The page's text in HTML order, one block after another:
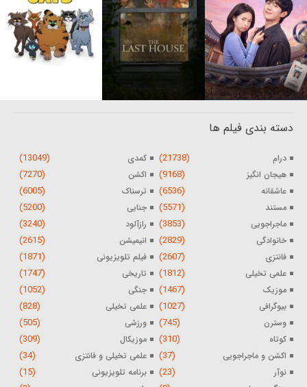
دسته بندی فیلم ها
درام (21738) کمدی (13049)
هیجان انگیز (9168) اکشن (7270)
عاشقانه (6536) ترسناک (6005)
مستند (5571) جنایی (5200)
ماجراجویی (3853) رازآلود (3240)
خانوادگی (2829) انیمیشن (2615)
فانتزی (2607) فیلم تلویزیونی (1871)
علمی تخیلی (1812) تاریخی (1747)
موزیک (1467) جنگی (1052)
بیوگرافی (1027) علمی تخیلی (828)
وسترن (745) ورزشی (505)
کوتاه (310) موزیکال (309)
اکشن و ماجراجویی (37) علمی تخیلی و فانتزی (34)
نوآر (23) برنامه تلویزیونی (15)